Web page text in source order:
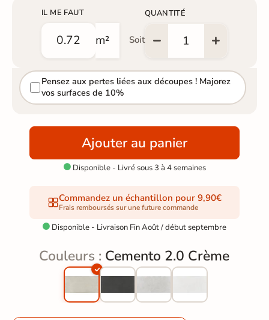
IL ME FAUT
m² Soit
QUANTITÉ
Pensez aux pertes liées aux découpes ! Majorez
vos surfaces de 10%
Ajouter au panier
Disponible - Livré sous 3 à 4 semaines
Commandez un échantillon pour 9,90€
Frais remboursés sur une future commande
 Disponible - Livraison Fin Août / début septembre
Couleurs : Cemento 2.0 Crème